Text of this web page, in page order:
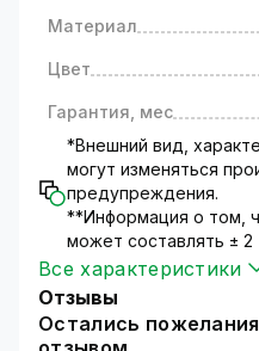
архивации
Простота
Наличие
Количество
Лучшие цветные
GreenVision
Последовательное
видеодомофонов;
Регулировка
Материал
Цвет
Гарантия, мес
*Внешний вид,
могут изменяться
предупреждения.
**Информация о том,
может составлять ±
Все характеристики
Отзывы
Остались